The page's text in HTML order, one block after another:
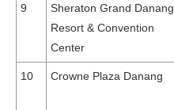
9
Sheraton Grand Danang
Resort & Convention
Center
10 Crowne Plaza Danang